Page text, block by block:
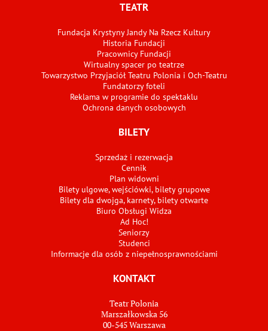
TEATR
Fundacja Krystyny Jandy Na Rzecz Kultury
Historia Fundacji
Pracownicy Fundacji
Wirtualny spacer po teatrze
Towarzystwo Przyjaciół Teatru Polonia i Och-Teatru
Fundatorzy foteli
Reklama w programie do spektaklu
Ochrona danych osobowych
BILETY
Sprzedaż i rezerwacja
Cennik
Plan widowni
Bilety ulgowe, wejściówki, bilety grupowe
Bilety dla dwojga, karnety, bilety otwarte
Biuro Obsługi Widza
Ad Hoc!
Seniorzy
Studenci
Informacje dla osób z niepełnosprawnościami
KONTAKT
Teatr Polonia
Marszałkowska 56
00-545 Warszawa